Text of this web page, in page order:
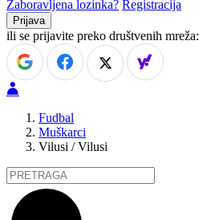
Zaboravljena lozinka? Registracija
ili se prijavite preko društvenih mreža:
Fudbal
Muškarci
Vilusi / Vilusi